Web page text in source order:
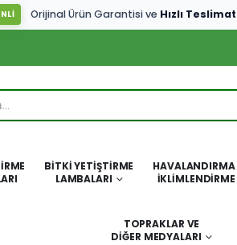
Orijinal Ürün Garantisi ve Hızlı Teslimat
BITKI YETIŞTIRME
LAMBALARI
HAVALANDIRMA
İKLIMLENDIRME
TOPRAKLAR VE
DIĞER MEDYALARI